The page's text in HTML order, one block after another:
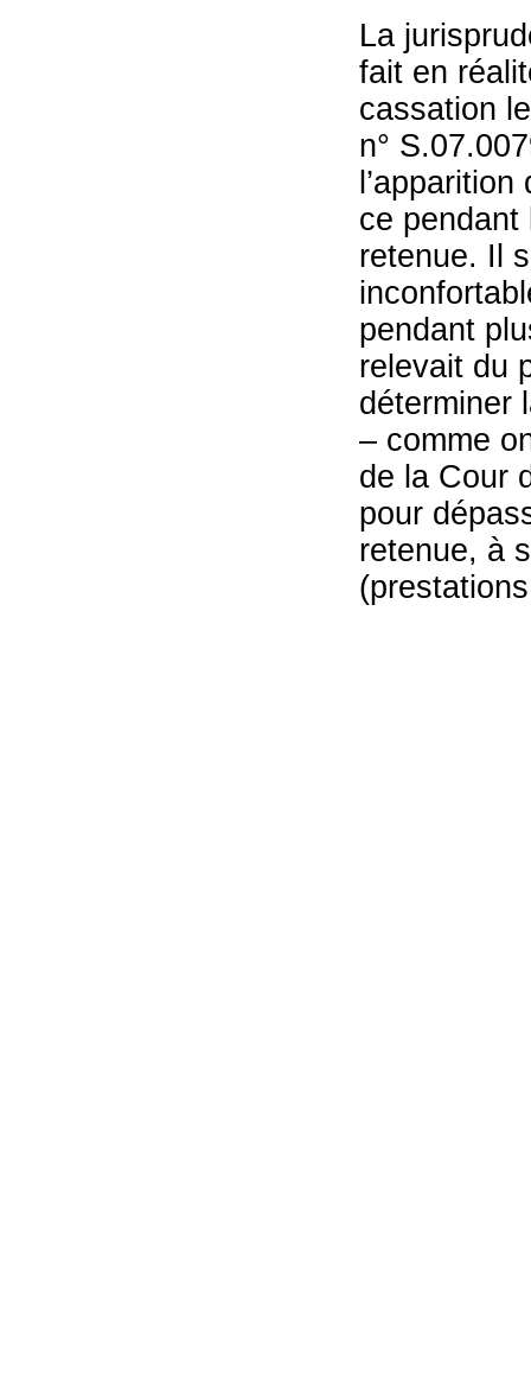
La
fait en
cassation
n°
ce pendant
retenue. Il
pendant
relevait du
déterminer
– comme
de la Cour
pour
retenue, à